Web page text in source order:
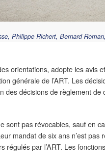
Philippe Richert, Bernard
orientations, adopte les avis
générale de l’ART. Les
des décisions de règlement
sont pas révocables, sauf en
mandat de six ans n’est
régulés par l’ART. Les